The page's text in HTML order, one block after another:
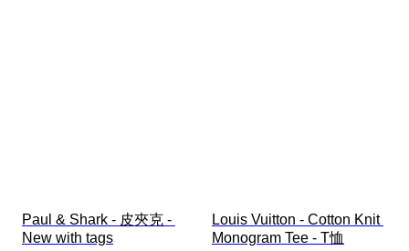
Paul & Shark - 皮夾克 -
New with tags
Louis Vuitton - Cotton Knit
Monogram Tee - T恤